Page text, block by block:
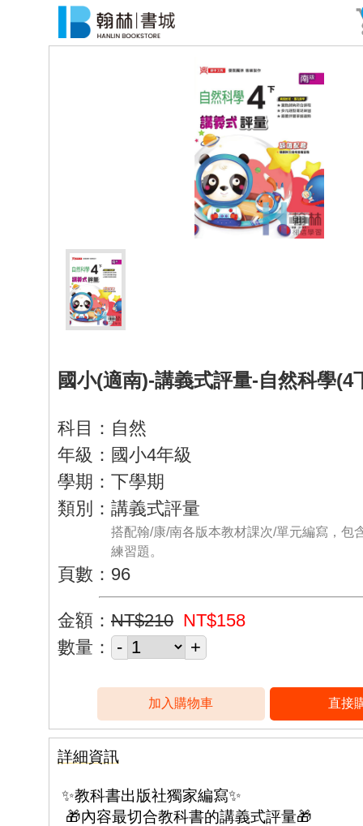
國小(適南)-講義式評量-自然科學(4
科目：自然
年級：國小4年級
學期：下學期
類別：講義式評量
搭配翰/康/南各版本教材課次/單元編寫，包
練習題。
頁數：96
金額： NT$210 NT$158
數量：
詳細資訊
✨教科書出版社獨家編寫✨
🎁內容最切合教科書的講義式評量🎁